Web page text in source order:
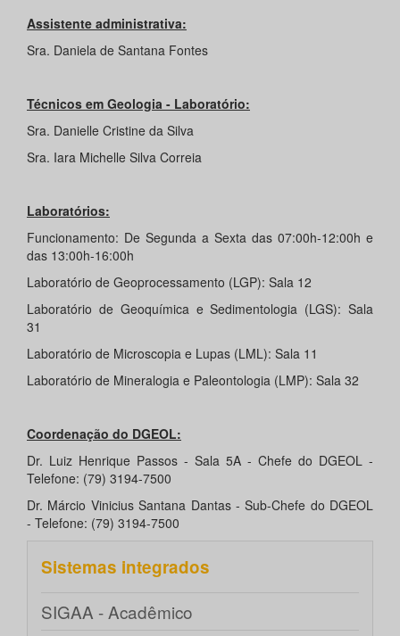
Assistente administrativa:
Sra. Daniela de Santana Fontes
Técnicos em Geologia - Laboratório:
Sra. Danielle Cristine da Silva
Sra. Iara Michelle Silva Correia
Laboratórios:
Funcionamento: De Segunda a Sexta das 07:00h-12:00h e
das 13:00h-16:00h
Laboratório de Geoprocessamento (LGP): Sala 12
Laboratório de Geoquímica e Sedimentologia (LGS): Sala
31
Laboratório de Microscopia e Lupas (LML): Sala 11
Laboratório de Mineralogia e Paleontologia (LMP): Sala 32
Coordenação do DGEOL:
Dr. Luiz Henrique Passos - Sala 5A - Chefe do DGEOL -
Telefone: (79) 3194-7500
Dr. Márcio Vinicius Santana Dantas - Sub-Chefe do DGEOL
- Telefone: (79) 3194-7500
Sistemas integrados
SIGAA - Acadêmico